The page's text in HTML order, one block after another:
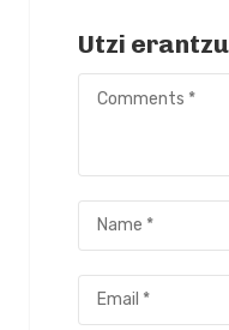
Utzi